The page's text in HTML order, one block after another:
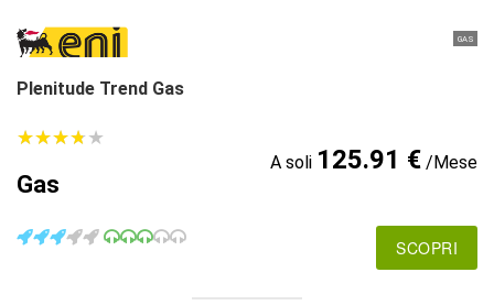
GAS
Plenitude Trend Gas
★★★★★
★★★★★
Gas
A soli 125.91 €/Mese
SCOPRI